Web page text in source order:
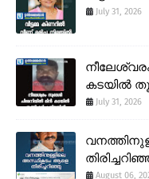
July 31, 2026
കടയിൽ
July 31, 2026
August 06,